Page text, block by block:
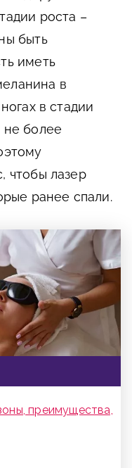
роста –
быть
иметь
в
в стадии
не более
чтобы лазер
ранее спали.
преимущества,